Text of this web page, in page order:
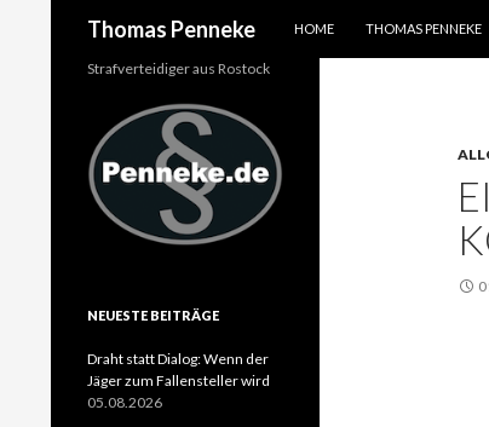
Thomas Penneke
HOME
THOMAS PENNEKE
Strafverteidiger aus Rostock
NEUESTE BEITRÄGE
Draht statt Dialog: Wenn der
Jäger zum Fallensteller wird
05.08.2026